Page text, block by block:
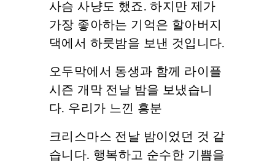
사슴 사냥도 했죠. 하지만 제가
가장 좋아하는 기억은 할아버지
댁에서 하룻밤을 보낸 것입니다.
오두막에서 동생과 함께 라이플
시즌 개막 전날 밤을 보냈습니
다. 우리가 느낀 흥분
크리스마스 전날 밤이었던 것 같
습니다. 행복하고 순수한 기쁨을